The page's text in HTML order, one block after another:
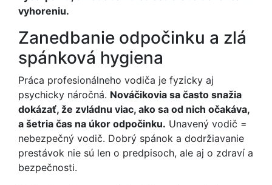
vyhoreniu.
Zanedbanie odpočinku a zlá
spánková hygiena
Práca profesionálneho vodiča je fyzicky aj
psychicky náročná. Nováčikovia sa často snažia
dokázať, že zvládnu viac, ako sa od nich očakáva,
a šetria čas na úkor odpočinku. Unavený vodič =
nebezpečný vodič. Dobrý spánok a dodržiavanie
prestávok nie sú len o predpisoch, ale aj o zdraví a
bezpečnosti.